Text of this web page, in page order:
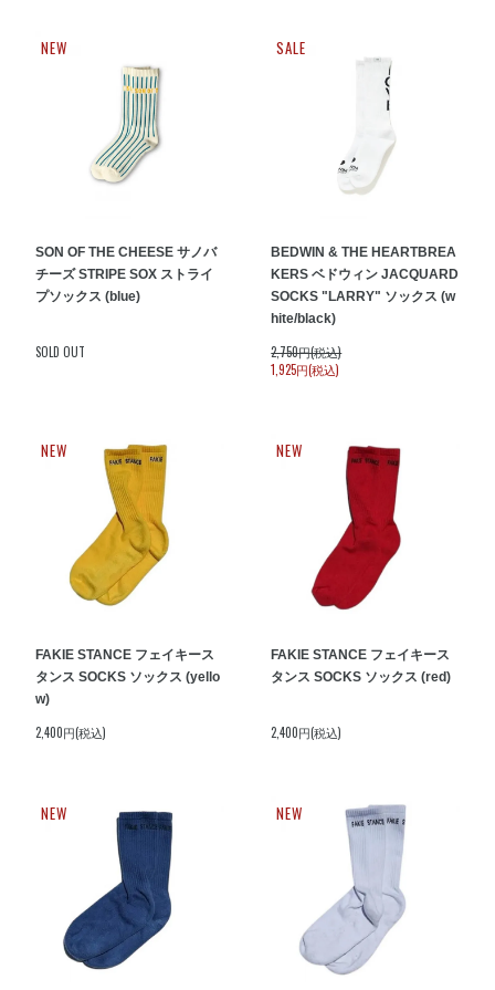
NEW
SON OF THE CHEESE サノバ
チーズ STRIPE SOX ストライ
プソックス (blue)
SOLD OUT
SALE
BEDWIN & THE HEARTBREA
KERS ベドウィン JACQUARD
SOCKS "LARRY" ソックス (w
hite/black)
2,750円(税込)
1,925円(税込)
NEW
FAKIE STANCE フェイキース
タンス SOCKS ソックス (yello
w)
2,400円(税込)
NEW
FAKIE STANCE フェイキース
タンス SOCKS ソックス (red)
2,400円(税込)
NEW NEW